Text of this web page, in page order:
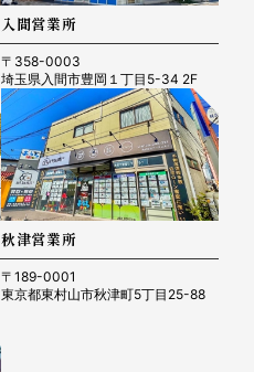
入間営業所
〒358-0003
埼玉県入間市豊岡１丁目5-34 2F
秋津営業所
〒189-0001
東京都東村山市秋津町5丁目25-88